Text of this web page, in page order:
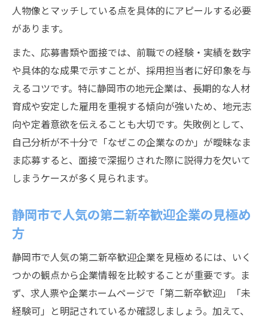
人物像とマッチしている点を具体的にアピールする必要
があります。
また、応募書類や面接では、前職での経験・実績を数字
や具体的な成果で示すことが、採用担当者に好印象を与
えるコツです。特に静岡市の地元企業は、長期的な人材
育成や安定した雇用を重視する傾向が強いため、地元志
向や定着意欲を伝えることも大切です。失敗例として、
自己分析が不十分で「なぜこの企業なのか」が曖昧なま
ま応募すると、面接で深掘りされた際に説得力を欠いて
しまうケースが多く見られます。
静岡市で人気の第二新卒歓迎企業の見極め
方
静岡市で人気の第二新卒歓迎企業を見極めるには、いく
つかの観点から企業情報を比較することが重要です。ま
ず、求人票や企業ホームページで「第二新卒歓迎」「未
経験可」と明記されているか確認しましょう。加えて、